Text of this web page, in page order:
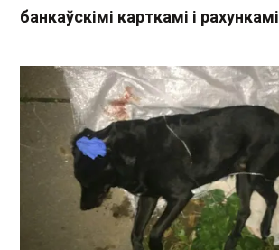
банкаўскімі карткамі і рахункамі